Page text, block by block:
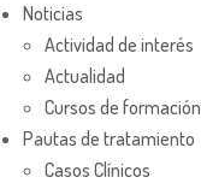
Noticias
Actividad de interés
Actualidad
Cursos de formación
Pautas de tratamiento
Casos Clínicos